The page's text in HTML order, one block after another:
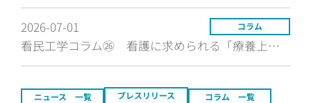
2026-07-01 コラム
看民工学コラム㉖ 看護に求められる「療養上の世話」とは？～「手術は成功しました」からの療養で決まるその後の人生～
ニュース 一覧
プレスリリース
コラム 一覧